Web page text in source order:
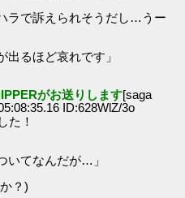
ラで訴えられそうだし…うー
るほど哀れです」
がお送りします[saga
ID:628WlZ/3o
！
いてなんだが…」
？)